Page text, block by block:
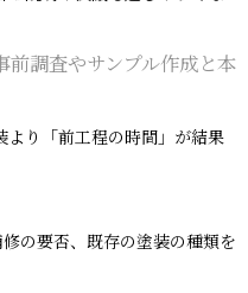
前調査やサンプル作成と本
より「前工程の時間」が結果
修の要否、既存の塗装の種類を